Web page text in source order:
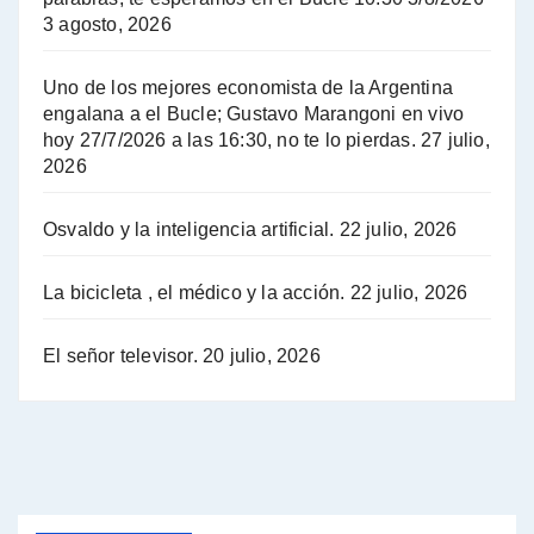
Hugo Yasky : Día de la Militancia - Hugo Yasky con Jorge Gres
Hugo Yasky sobre la Coordinadora de las Industrias de Productos Alimenticios (COPAL) - Hugo Yasky con Jorge Gres
Pablo Moyano sobre el espionaje: "Estos personajes siniestros han hecho mucho daño" - Pablo Moyano con Jorge Gres
3 agosto, 2026
Uno de los mejores economista de la Argentina
engalana a el Bucle; Gustavo Marangoni en vivo
hoy 27/7/2026 a las 16:30, no te lo pierdas. 27 julio,
2026
Osvaldo y la inteligencia artificial. 22 julio, 2026
La bicicleta , el médico y la acción. 22 julio, 2026
El señor televisor. 20 julio, 2026